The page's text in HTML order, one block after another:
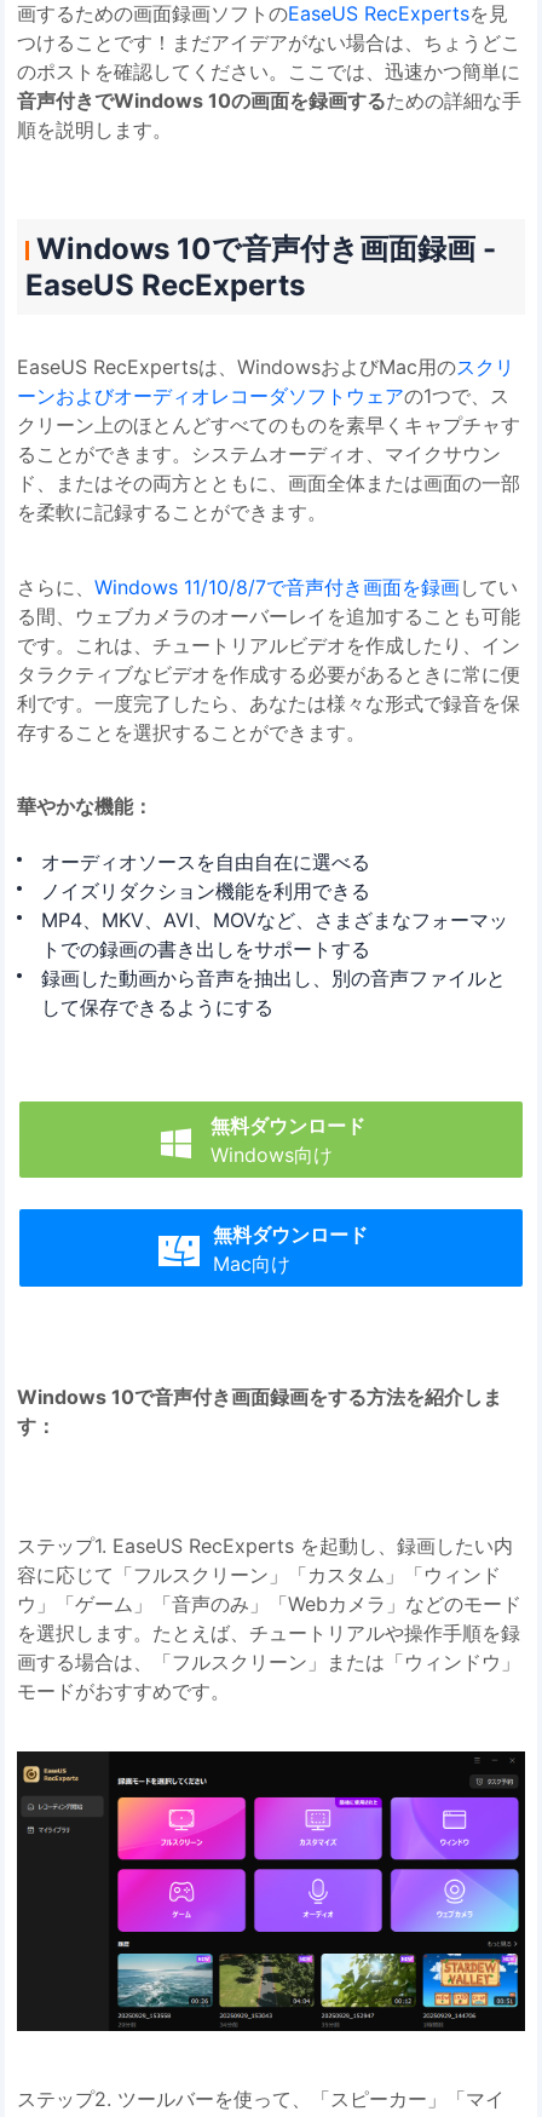
画するための画面録画ソフトのEaseUS RecExpertsを見
つけることです！まだアイデアがない場合は、ちょうどこ
のポストを確認してください。ここでは、迅速かつ簡単に
音声付きでWindows 10の画面を録画するための詳細な手
順を説明します。
Windows 10で音声付き画面録画 -
EaseUS RecExperts
EaseUS RecExpertsは、WindowsおよびMac用のスクリ
ーンおよびオーディオレコーダソフトウェアの1つで、ス
クリーン上のほとんどすべてのものを素早くキャプチャす
ることができます。システムオーディオ、マイクサウン
ド、またはその両方とともに、画面全体または画面の一部
を柔軟に記録することができます。
さらに、Windows 11/10/8/7で音声付き画面を録画してい
る間、ウェブカメラのオーバーレイを追加することも可能
です。これは、チュートリアルビデオを作成したり、イン
タラクティブなビデオを作成する必要があるときに常に便
利です。一度完了したら、あなたは様々な形式で録音を保
存することを選択することができます。
華やかな機能：
オーディオソースを自由自在に選べる
ノイズリダクション機能を利用できる
MP4、MKV、AVI、MOVなど、さまざまなフォーマッ
トでの録画の書き出しをサポートする
録画した動画から音声を抽出し、別の音声ファイルと
して保存できるようにする

無料ダウンロード
Windows向け

無料ダウンロード
Mac向け
Windows 10で音声付き画面録画をする方法を紹介しま
す：
ステップ1. EaseUS RecExperts を起動し、録画したい内
容に応じて「フルスクリーン」「カスタム」「ウィンド
ウ」「ゲーム」「音声のみ」「Webカメラ」などのモード
を選択します。たとえば、チュートリアルや操作手順を録
画する場合は、「フルスクリーン」または「ウィンドウ」
モードがおすすめです。
ステップ2. ツールバーを使って、「スピーカー」「マイ